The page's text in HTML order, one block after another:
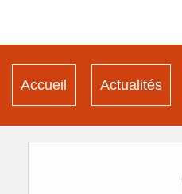
Accueil Actualités